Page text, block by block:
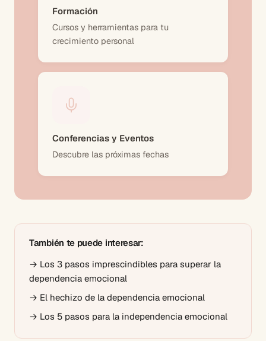
Formación
Cursos y herramientas para tu
crecimiento personal
Conferencias y Eventos
Descubre las próximas fechas
También te puede interesar:
→ Los 3 pasos imprescindibles para superar la
dependencia emocional
→ El hechizo de la dependencia emocional
→ Los 5 pasos para la independencia emocional